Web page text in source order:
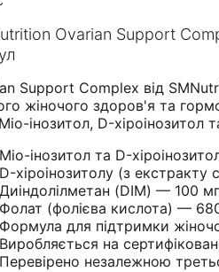
Ovarian Support
Support Complex від
жіночого здоров'я та
інозитол, D-хіроінозитол
Міо-інозитол та D-
D-хіроінозитолу (з екстракту
Диіндолілметан (DIM) — 100
Фолат (фолієва кислота) —
Формула для підтримки
Виробляється на
Перевірено незалежною